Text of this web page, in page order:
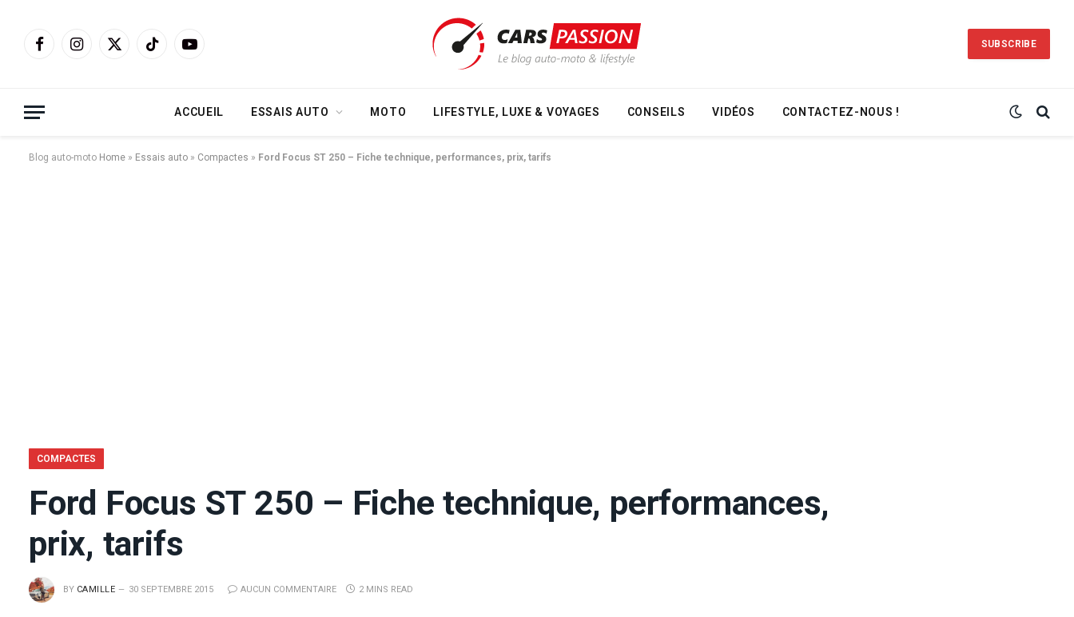
FacebookInstagram
X
TikTokYouTube SUBSCRIBE
ACCUEIL ESSAIS AUTO MOTO LIFESTYLE, LUXE & VOYAGES CONSEILS VIDÉOS CONTACTEZ-NOUS !
Blog auto-moto Home » Essais auto » Compactes » Ford Focus ST 250 – Fiche technique, performances, prix, tarifs
COMPACTES
Ford Focus ST 250 – Fiche technique, performances,
prix, tarifs
BY CAMILLE 30 SEPTEMBRE 2015 AUCUN COMMENTAIRE 2 MINS READ